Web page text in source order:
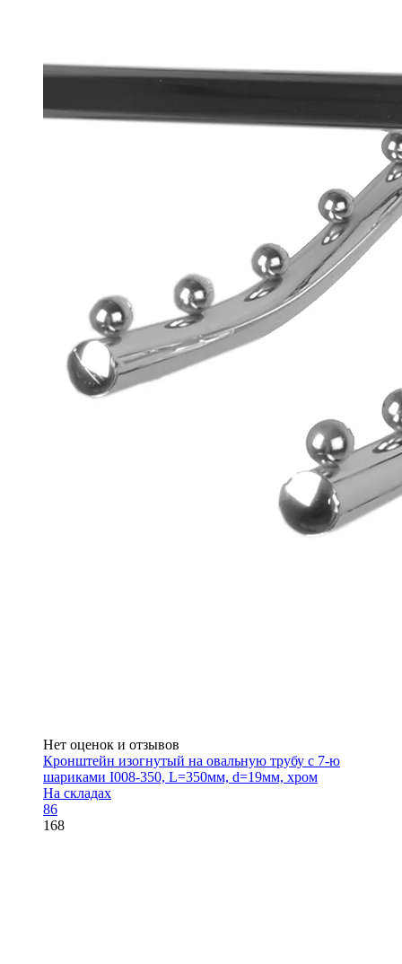
Нет оценок и отзывов
Кронштейн изогнутый на овальную трубу с 7-ю
шариками I008-350, L=350мм, d=19мм, хром
На складах
86
168